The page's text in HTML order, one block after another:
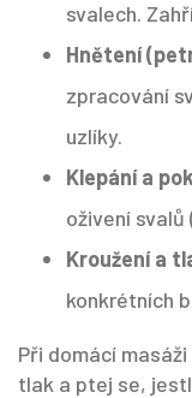
svalech.
Hnětení
zpracování
uzlíky.
Klepání a
oživení svalů
Kroužení a
konkrétních
Při domácí
tlak a ptej se,